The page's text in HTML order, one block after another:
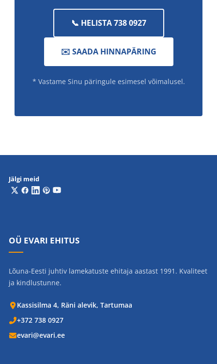
📞 HELISTA 738 0927
✉️ SAADA HINNAPÄRING
* Vastame Sinu päringule esimesel võimalusel.
Jälgi meid
OÜ EVARI EHITUS
Lõuna-Eesti juhtiv lamekatuste ehitaja aastast 1991. Kvaliteet
ja kindlustunne.
Kassisilma 4, Räni alevik, Tartumaa
+372 738 0927
evari@evari.ee